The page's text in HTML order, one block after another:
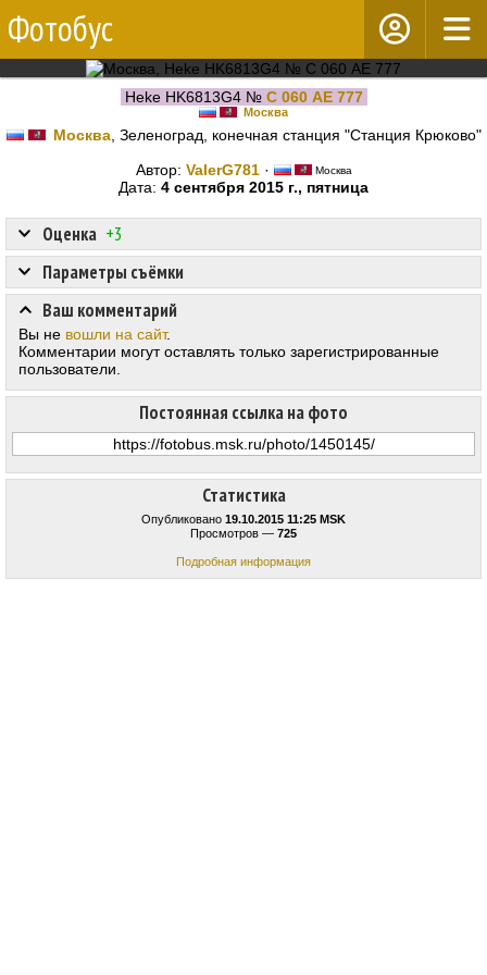
Фотобус
Heke HK6813G4 № С 060 АЕ 777
Москва
Москва, Зеленоград, конечная станция "Станция Крюково"
Автор: ValerG781· Москва
Дата: 4 сентября 2015 г., пятница
Статистика
Опубликовано 19.10.2015 11:25 MSK
Просмотров — 725
Подробная информация
Оценка +3
Постоянная ссылка на фото
Параметры съёмки
Ваш комментарий
Вы не вошли на сайт.
Комментарии могут оставлять только зарегистрированные
пользователи.